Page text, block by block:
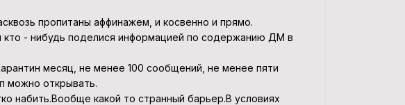
пропитаны аффинажем, и косвенно и прямо.
кто - нибудь поделися информацией по содержанию ДМ в
месяц, не менее 100 сообщений, не менее пяти
можно открывать.
набить.Вообще какой то странный барьер.В условиях